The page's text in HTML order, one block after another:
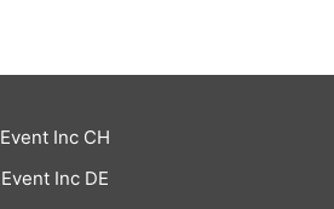
Event Inc CH
Event Inc DE